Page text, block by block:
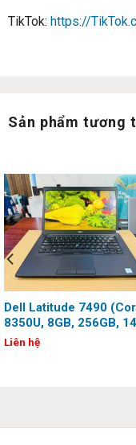
TikTok: https://
Sản phẩm tương
Dell Latitude 7490
8350U, 8GB, 256GB, 14
inch, FHD, Touch)
Liên hệ